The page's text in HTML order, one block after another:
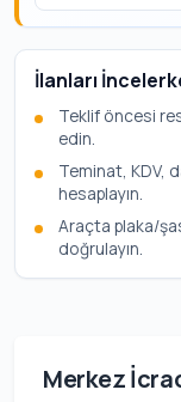
İlanları
Teklif öncesi
edin.
Teminat, KDV,
hesaplayın.
Araçta plaka/
doğrulayın.
Merkez